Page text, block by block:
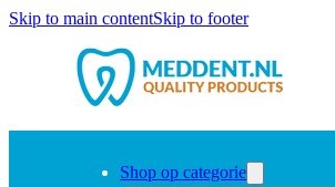
Skip to main contentSkip to footer
Shop op categorie